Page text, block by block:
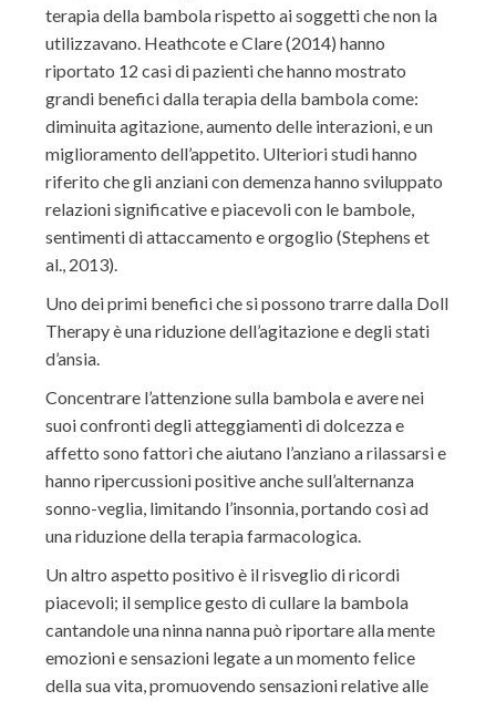
terapia della bambola rispetto ai soggetti che non la
utilizzavano. Heathcote e Clare (2014) hanno
riportato 12 casi di pazienti che hanno mostrato
grandi benefici dalla terapia della bambola come:
diminuita agitazione, aumento delle interazioni, e un
miglioramento dell’appetito. Ulteriori studi hanno
riferito che gli anziani con demenza hanno sviluppato
relazioni significative e piacevoli con le bambole,
sentimenti di attaccamento e orgoglio (Stephens et
al., 2013).
Uno dei primi benefici che si possono trarre dalla Doll
Therapy è una riduzione dell’agitazione e degli stati
d’ansia.
Concentrare l’attenzione sulla bambola e avere nei
suoi confronti degli atteggiamenti di dolcezza e
affetto sono fattori che aiutano l’anziano a rilassarsi e
hanno ripercussioni positive anche sull’alternanza
sonno-veglia, limitando l’insonnia, portando così ad
una riduzione della terapia farmacologica.
Un altro aspetto positivo è il risveglio di ricordi
piacevoli; il semplice gesto di cullare la bambola
cantandole una ninna nanna può riportare alla mente
emozioni e sensazioni legate a un momento felice
della sua vita, promuovendo sensazioni relative alle